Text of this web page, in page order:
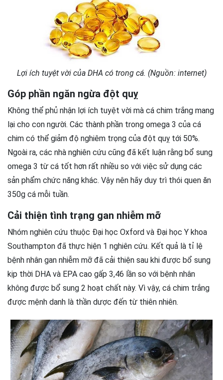
Lợi ích tuyệt vời của DHA có trong cá. (Nguồn: internet)
Góp phần ngăn ngừa đột quỵ
Không thể phủ nhận lợi ích tuyệt vời mà cá chim trắng mang
lại cho con người. Các thành phần trong omega 3 của cá
chim có thể giảm độ nghiêm trọng của đột quỵ tới 50%.
Ngoài ra, các nhà nghiên cứu cũng đã kết luận rằng bổ sung
omega 3 từ cá tốt hơn rất nhiều so với việc sử dụng các
sản phẩm chức năng khác. Vậy nên hãy duy trì thói quen ăn
350g cá mỗi tuần.
Cải thiện tình trạng gan nhiễm mỡ
Nhóm nghiên cứu thuộc Đại học Oxford và Đại học Y khoa
Southampton đã thực hiện 1 nghiên cứu. Kết quả là tỉ lệ
bệnh nhân gan nhiễm mỡ đã cải thiện sau khi được bổ sung
kịp thời DHA và EPA cao gấp 3,46 lần so với bệnh nhân
không được bổ sung 2 hoạt chất này. Vì vậy, cá chim trắng
được mệnh danh là thần dược đến từ thiên nhiên.